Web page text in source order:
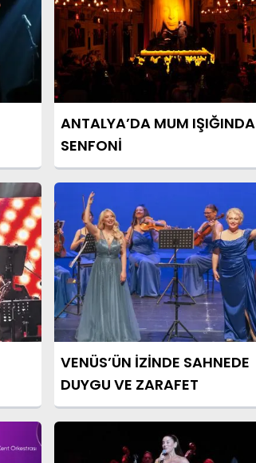
ANTALYA’DA MUM IŞIĞINDA
SENFONİ
VENÜS’ÜN İZİNDE SAHNEDE
DUYGU VE ZARAFET